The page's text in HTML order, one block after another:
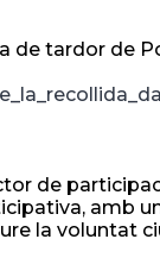
de tardor de
de
amb
la voluntat